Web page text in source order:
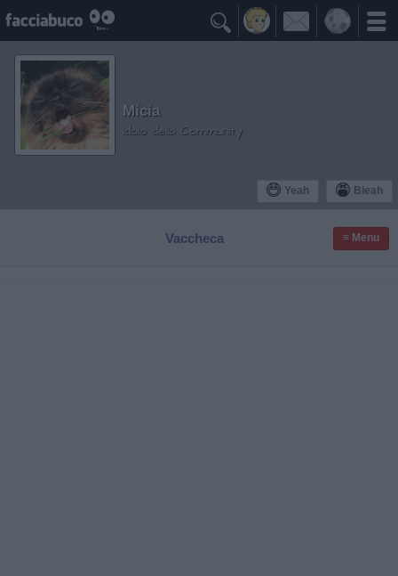

Yeah Bleah
Micia
Idolo della Community
Vaccheca ≡ Menu